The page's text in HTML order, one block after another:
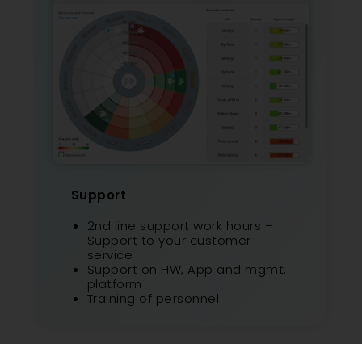
Support
2nd line support work hours –
Support to your customer
service
Support on HW, App and mgmt.
platform
Training of personnel